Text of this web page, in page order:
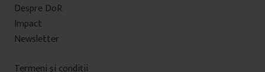
Despre DoR
Impact
Newsletter